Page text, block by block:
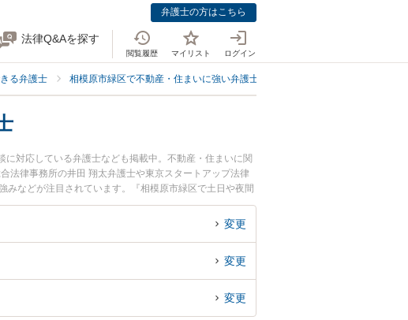
弁護士の方はこちら
法律Q&Aを探す
閲覧履歴 マイリスト ログイン
る弁護士 相模原市緑区で不動産・住まいに強い弁護士
対応している弁護士なども掲載中。不動産・住まいに関
法律事務所の井田 翔太弁護士や東京スタートアップ法律
などが注目されています。『相模原市緑区で土日や夜間
のトラブル解決の実績豊富な近くの弁護士を検索したい』
困りの相談者さんにおすすめです。
変更
変更
変更